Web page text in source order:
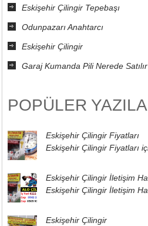
Eskişehir Çilingir Tepebaşı
Odunpazarı Anahtarcı
Eskişehir Çilingir
Garaj Kumanda Pili Nerede Satılır
POPÜLER
Eskişehir Çilingir Fiyatları
Eskişehir Çilingir Fiyatları
Eskişehir Çilingir İletişim
Eskişehir Çilingir İletişim
Eskişehir Çilingir